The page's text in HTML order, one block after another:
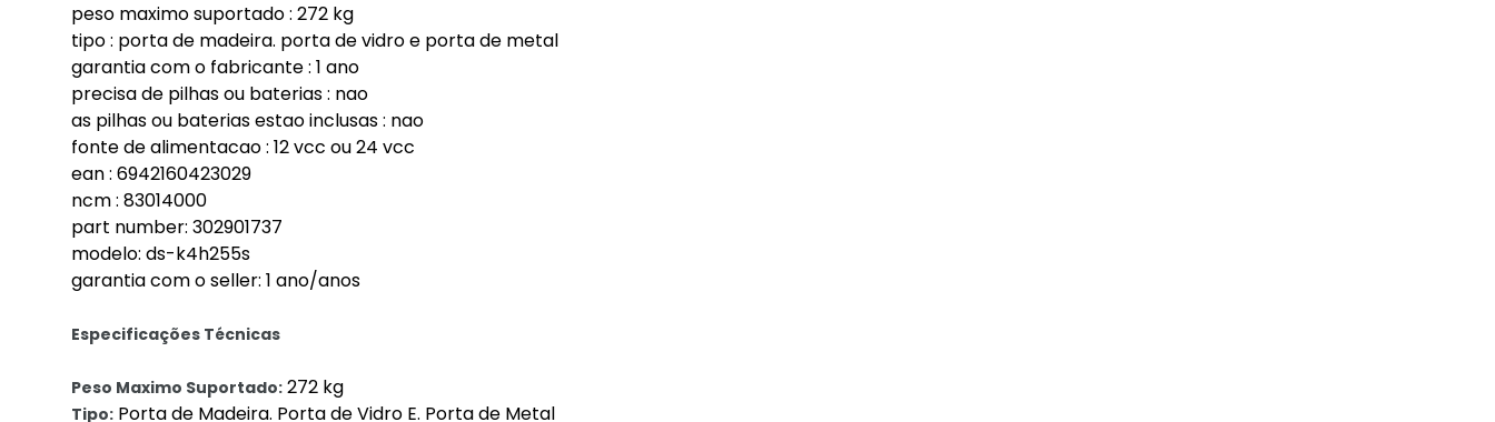
peso maximo suportado : 272 kg
tipo : porta de madeira. porta de vidro e porta de metal
garantia com o fabricante : 1 ano
precisa de pilhas ou baterias : nao
as pilhas ou baterias estao inclusas : nao
fonte de alimentacao : 12 vcc ou 24 vcc
ean : 6942160423029
ncm : 83014000
part number: 302901737
modelo: ds-k4h255s
garantia com o seller: 1 ano/anos
Especificações Técnicas
Peso Maximo Suportado: 272 kg
Tipo: Porta de Madeira. Porta de Vidro E. Porta de Metal